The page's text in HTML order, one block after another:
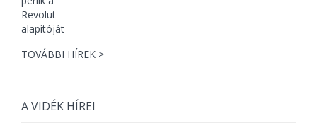
TOVÁBBI HÍREK >
A VIDÉK HÍREI